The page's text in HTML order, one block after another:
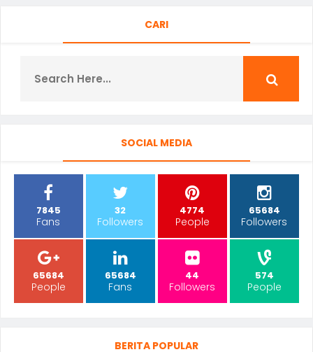
CARI
SOCIAL MEDIA
7845
Fans
32
Followers
4774
People
65684
Followers
65684
People
65684
Fans
44
Followers
574
People
BERITA POPULAR